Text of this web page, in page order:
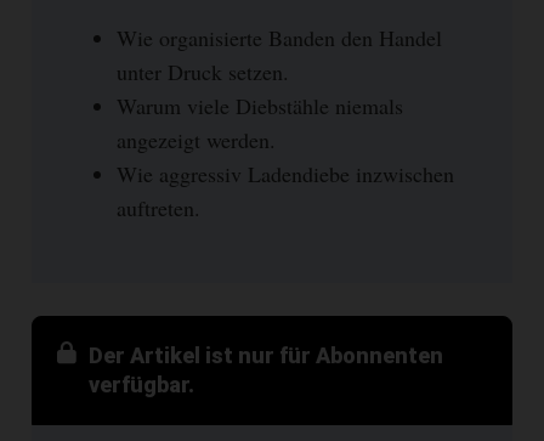
Wie organisierte Banden den Handel
unter Druck setzen.
Warum viele Diebstähle niemals
angezeigt werden.
Wie aggressiv Ladendiebe inzwischen
auftreten.
Der Artikel ist nur für Abonnenten
verfügbar.